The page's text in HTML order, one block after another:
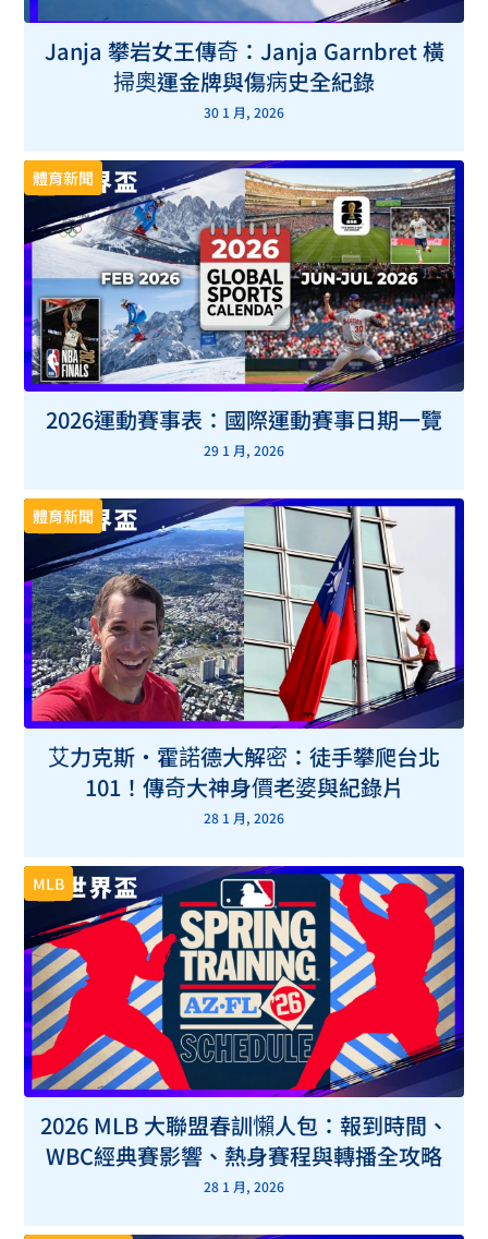
Janja 攀岩女王傳奇：Janja Garnbret 橫
掃奧運金牌與傷病史全紀錄
30 1 月, 2026
體育新聞
2026運動賽事表：國際運動賽事日期一覽
29 1 月, 2026
體育新聞
艾力克斯・霍諾德大解密：徒手攀爬台北
101！傳奇大神身價老婆與紀錄片
28 1 月, 2026
MLB
2026 MLB 大聯盟春訓懶人包：報到時間、
WBC經典賽影響、熱身賽程與轉播全攻略
28 1 月, 2026